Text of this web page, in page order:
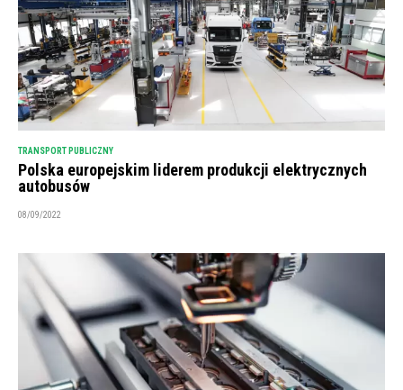
TRANSPORT PUBLICZNY
Polska europejskim liderem produkcji elektrycznych
autobusów
08/09/2022